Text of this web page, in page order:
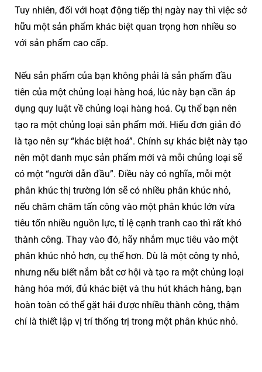
Tuy nhiên, đối với hoạt động tiếp thị ngày nay thì việc sở
hữu một sản phẩm khác biệt quan trọng hơn nhiều so
với sản phẩm cao cấp.
Nếu sản phẩm của bạn không phải là sản phẩm đầu
tiên của một chủng loại hàng hoá, lúc này bạn cần áp
dụng quy luật về chủng loại hàng hoá. Cụ thể bạn nên
tạo ra một chủng loại sản phẩm mới. Hiểu đơn giản đó
là tạo nên sự “khác biệt hoá”. Chính sự khác biệt này tạo
nên một danh mục sản phẩm mới và mỗi chủng loại sẽ
có một “người dẫn đầu”. Điều này có nghĩa, mỗi một
phân khúc thị trường lớn sẽ có nhiều phân khúc nhỏ,
nếu chăm chăm tấn công vào một phân khúc lớn vừa
tiêu tốn nhiều nguồn lực, tỉ lệ cạnh tranh cao thì rất khó
thành công. Thay vào đó, hãy nhắm mục tiêu vào một
phân khúc nhỏ hơn, cụ thể hơn. Dù là một công ty nhỏ,
nhưng nếu biết nắm bắt cơ hội và tạo ra một chủng loại
hàng hóa mới, đủ khác biệt và thu hút khách hàng, bạn
hoàn toàn có thể gặt hái được nhiều thành công, thậm
chí là thiết lập vị trí thống trị trong một phân khúc nhỏ.